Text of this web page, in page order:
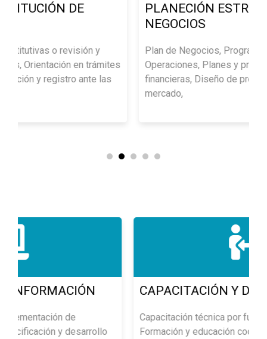
PLANECIÓN ESTRATÉGICA Y DE
Plan de Negocios, Programa General de
Operaciones, Planes y presupuestos, Proyecciones
financieras, Diseño de productos, Estudios de
CAPACITACIÓN Y DESARROLLO
Capacitación técnica por funciones y puestos,
Formación y educación cooperativa, Educación